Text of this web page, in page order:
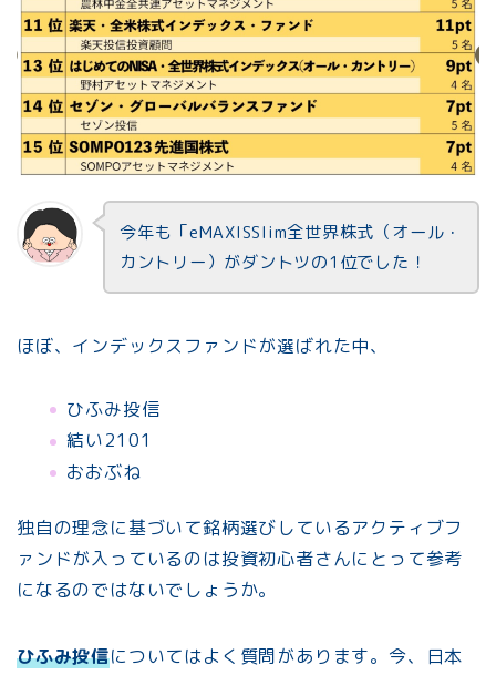
今年も「eMAXISSlim全世界株式（オール・
カントリー）がダントツの1位でした！
ほぼ、インデックスファンドが選ばれた中、
ひふみ投信
結い2101
おおぶね
独自の理念に基づいて銘柄選びしているアクティブフ
ァンドが入っているのは投資初心者さんにとって参考
になるのではないでしょうか。
ひふみ投信についてはよく質問があります。今、日本